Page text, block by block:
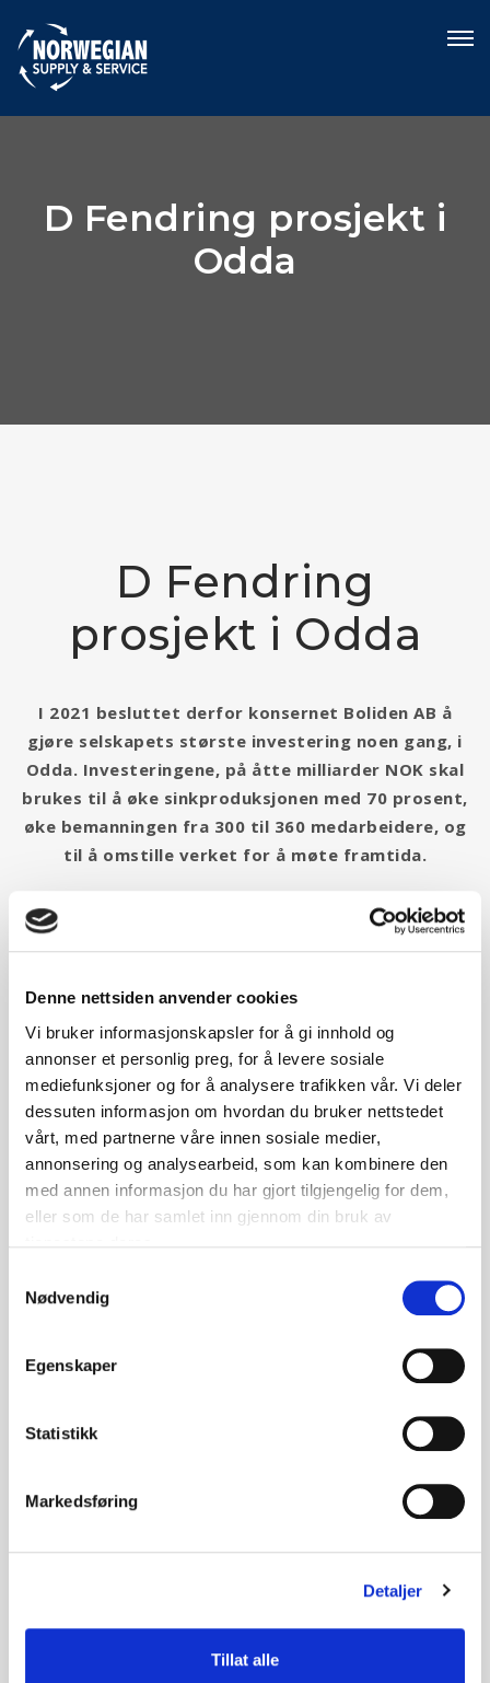
Denne nettsiden anvender cookies
Vi bruker informasjonskapsler for å gi innhold og
annonser et personlig preg, for å levere sosiale
mediefunksjoner og for å analysere trafikken vår. Vi deler
dessuten informasjon om hvordan du bruker nettstedet
vårt, med partnerne våre innen sosiale medier,
annonsering og analysearbeid, som kan kombinere den
med annen informasjon du har gjort tilgjengelig for dem,
eller som de har samlet inn gjennom din bruk av
Nødvendig
Egenskaper
Statistikk
Markedsføring
Detaljer
Tillat alle
D Fendring prosjekt i
Odda
D Fendring
prosjekt i Odda
I 2021 besluttet derfor konsernet Boliden AB å
gjøre selskapets største investering noen gang, i
Odda. Investeringene, på åtte milliarder NOK skal
brukes til å øke sinkproduksjonen med 70 prosent,
øke bemanningen fra 300 til 360 medarbeidere, og
til å omstille verket for å møte framtida.
I 2022 ble Norwegian Supply & service as valgt som
leverandør av DD fendring og pullerter i samband med
til prosjektet
Fenderne er 3500mm lange og ble levert med
monteringshull i henhold til entreprenørens ønske.
Nok en godt gjennomført leveranse